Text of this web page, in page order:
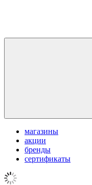
магазины
акции
бренды
сертификаты